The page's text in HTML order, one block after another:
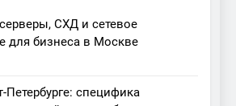
СХД и сетевое
для бизнеса в Москве
Петербурге: специфика